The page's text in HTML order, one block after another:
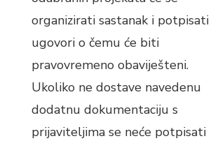
organizirati sastanak i potpisati
ugovori o čemu će biti
pravovremeno obaviješteni.
Ukoliko ne dostave navedenu
dodatnu dokumentaciju s
prijaviteljima se neće potpisati